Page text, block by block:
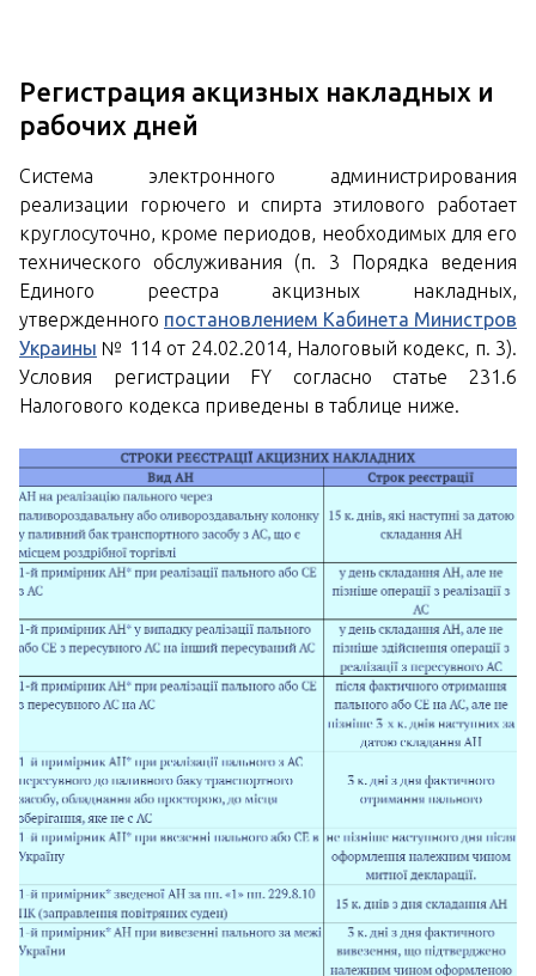
Регистрация акцизных накладных и
рабочих дней
Система электронного администрирования
реализации горючего и спирта этилового работает
круглосуточно, кроме периодов, необходимых для его
технического обслуживания (п. 3 Порядка ведения
Единого реестра акцизных накладных,
утвержденного постановлением Кабинета Министров
Украины № 114 от 24.02.2014, Налоговый кодекс, п. 3).
Условия регистрации FY согласно статье 231.6
Налогового кодекса приведены в таблице ниже.